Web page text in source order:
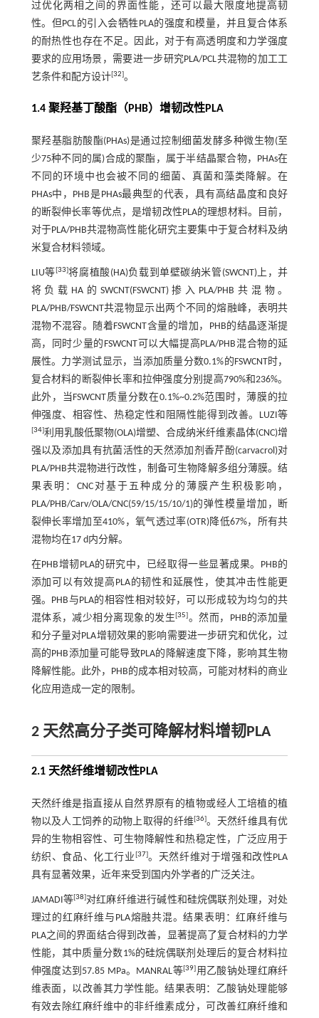
过优化两相之间的界面性能，还可以最大限度地提高韧
性。但PCL的引入会牺牲PLA的强度和模量，并且复合体系
的耐热性也存在不足。因此，对于有高透明度和力学强度
要求的应用场景，需要进一步研究PLA/PCL共混物的加工工
艺条件和配方设计[32]。
1.4 聚羟基丁酸酯（PHB）增韧改性PLA
聚羟基脂肪酸酯(PHAs)是通过控制细菌发酵多种微生物(至
少75种不同的属)合成的聚酯，属于半结晶聚合物，PHAs在
不同的环境中也会被不同的细菌、真菌和藻类降解。在
PHAs中，PHB是PHAs最典型的代表，具有高结晶度和良好
的断裂伸长率等优点，是增韧改性PLA的理想材料。目前，
对于PLA/PHB共混物高性能化研究主要集中于复合材料及纳
米复合材料领域。
LIU等[33]将腐植酸(HA)负载到单壁碳纳米管(SWCNT)上，并
将负载HA的SWCNT(FSWCNT)掺入PLA/PHB共混物。
PLA/PHB/FSWCNT共混物显示出两个不同的熔融峰，表明共
混物不混容。随着FSWCNT含量的增加，PHB的结晶逐渐提
高，同时少量的FSWCNT可以大幅提高PLA/PHB混合物的延
展性。力学测试显示，当添加质量分数0.1%的FSWCNT时，
复合材料的断裂伸长率和拉伸强度分别提高790%和236%。
此外，当FSWCNT质量分数在0.1%~0.2%范围时，薄膜的拉
伸强度、相容性、热稳定性和阻隔性能得到改善。LUZI等
[34]利用乳酸低聚物(OLA)增塑、合成纳米纤维素晶体(CNC)增
强以及添加具有抗菌活性的天然添加剂香芹酚(carvacrol)对
PLA/PHB共混物进行改性，制备可生物降解多组分薄膜。结
果表明：CNC对基于五种成分的薄膜产生积极影响，
PLA/PHB/Carv/OLA/CNC(59/15/15/10/1)的弹性模量增加，断
裂伸长率增加至410%，氧气透过率(OTR)降低67%，所有共
混物均在17 d内分解。
在PHB增韧PLA的研究中，已经取得一些显著成果。PHB的
添加可以有效提高PLA的韧性和延展性，使其冲击性能更
强。PHB与PLA的相容性相对较好，可以形成较为均匀的共
混体系，减少相分离现象的发生[35]。然而，PHB的添加量
和分子量对PLA增韧效果的影响需要进一步研究和优化，过
高的PHB添加量可能导致PLA的降解速度下降，影响其生物
降解性能。此外，PHB的成本相对较高，可能对材料的商业
化应用造成一定的限制。
2 天然高分子类可降解材料增韧PLA
2.1 天然纤维增韧改性PLA
天然纤维是指直接从自然界原有的植物或经人工培植的植
物以及人工饲养的动物上取得的纤维[36]。天然纤维具有优
异的生物相容性、可生物降解性和热稳定性，广泛应用于
纺织、食品、化工行业[37]。天然纤维对于增强和改性PLA
具有显著效果，近年来受到国内外学者的广泛关注。
JAMADI等[38]对红麻纤维进行碱性和硅烷偶联剂处理，对处
理过的红麻纤维与PLA熔融共混。结果表明：红麻纤维与
PLA之间的界面结合得到改善，显著提高了复合材料的力学
性能，其中质量分数1%的硅烷偶联剂处理后的复合材料拉
伸强度达到57.85 MPa。MANRAL等[39] 用乙酸钠处理红麻纤
维表面，以改善其力学性能。结果表明：乙酸钠处理能够
有效去除红麻纤维中的非纤维素成分，可改善红麻纤维和